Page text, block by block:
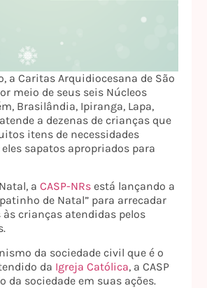
a Caritas Arquidiocesana de São
meio de seus seis Núcleos
Brasilândia, Ipiranga, Lapa,
a dezenas de crianças que
itens de necessidades
sapatos apropriados para
a CASP-NRs está lançando a
de Natal” para arrecadar
às crianças atendidas pelos
da sociedade civil que é o
da Igreja Católica, a CASP
da sociedade em suas ações.